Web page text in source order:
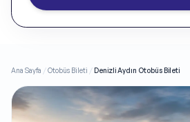
Ana Sayfa /Otobüs Bileti /Denizli Aydın Otobüs Bileti